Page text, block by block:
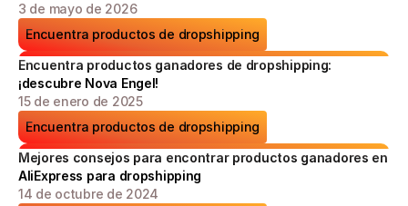
3 de mayo de 2026
Encuentra productos de dropshipping
Encuentra productos ganadores de dropshipping:
¡descubre Nova Engel!
15 de enero de 2025
Encuentra productos de dropshipping
Mejores consejos para encontrar productos ganadores en
AliExpress para dropshipping
14 de octubre de 2024